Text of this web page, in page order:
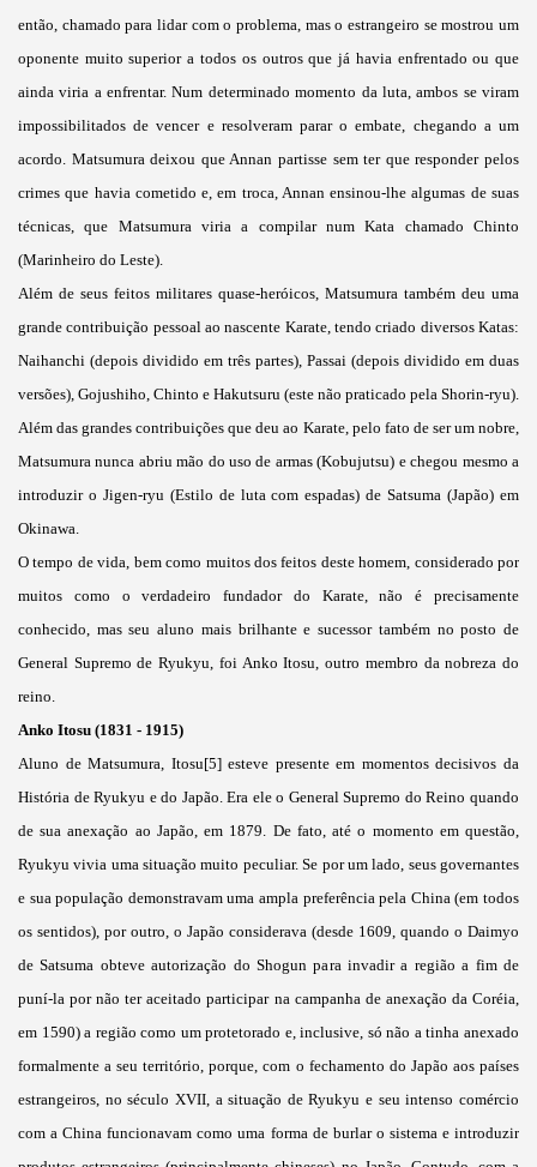
então, chamado para lidar com o problema, mas o estrangeiro se mostrou um
oponente muito superior a todos os outros que já havia enfrentado ou que
ainda viria a enfrentar. Num determinado momento da luta, ambos se viram
impossibilitados de vencer e resolveram parar o embate, chegando a um
acordo. Matsumura deixou que Annan partisse sem ter que responder pelos
crimes que havia cometido e, em troca, Annan ensinou-lhe algumas de suas
técnicas, que Matsumura viria a compilar num Kata chamado Chinto
(Marinheiro do Leste).
Além de seus feitos militares quase-heróicos, Matsumura também deu uma
grande contribuição pessoal ao nascente Karate, tendo criado diversos Katas:
Naihanchi (depois dividido em três partes), Passai (depois dividido em duas
versões), Gojushiho, Chinto e Hakutsuru (este não praticado pela Shorin-ryu).
Além das grandes contribuições que deu ao Karate, pelo fato de ser um nobre,
Matsumura nunca abriu mão do uso de armas (Kobujutsu) e chegou mesmo a
introduzir o Jigen-ryu (Estilo de luta com espadas) de Satsuma (Japão) em
Okinawa.
O tempo de vida, bem como muitos dos feitos deste homem, considerado por
muitos como o verdadeiro fundador do Karate, não é precisamente
conhecido, mas seu aluno mais brilhante e sucessor também no posto de
General Supremo de Ryukyu, foi Anko Itosu, outro membro da nobreza do
reino.
Anko Itosu (1831 - 1915)
Aluno de Matsumura, Itosu[5] esteve presente em momentos decisivos da
História de Ryukyu e do Japão. Era ele o General Supremo do Reino quando
de sua anexação ao Japão, em 1879. De fato, até o momento em questão,
Ryukyu vivia uma situação muito peculiar. Se por um lado, seus governantes
e sua população demonstravam uma ampla preferência pela China (em todos
os sentidos), por outro, o Japão considerava (desde 1609, quando o Daimyo
de Satsuma obteve autorização do Shogun para invadir a região a fim de
puní-la por não ter aceitado participar na campanha de anexação da Coréia,
em 1590) a região como um protetorado e, inclusive, só não a tinha anexado
formalmente a seu território, porque, com o fechamento do Japão aos países
estrangeiros, no século XVII, a situação de Ryukyu e seu intenso comércio
com a China funcionavam como uma forma de burlar o sistema e introduzir